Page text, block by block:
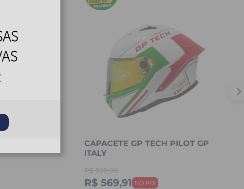
CAPACETE GP TECH PILOT GP
ITALY
R$ 599,90
R$ 569,91